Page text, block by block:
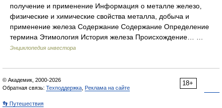
получение и применение Информация о металле железо,
физические и химические свойства металла, добыча и
применение железа Содержание Содержание Определение
термина Этимология История железа Происхождение… …
Энциклопедия инвестора
18+
© Академик, 2000-2026
Обратная связь: Техподдержка Реклама на сайте
👣 Путешествия